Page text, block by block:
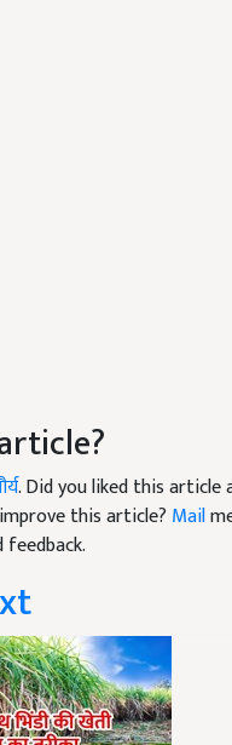
. Did you liked this article
this article? Mail